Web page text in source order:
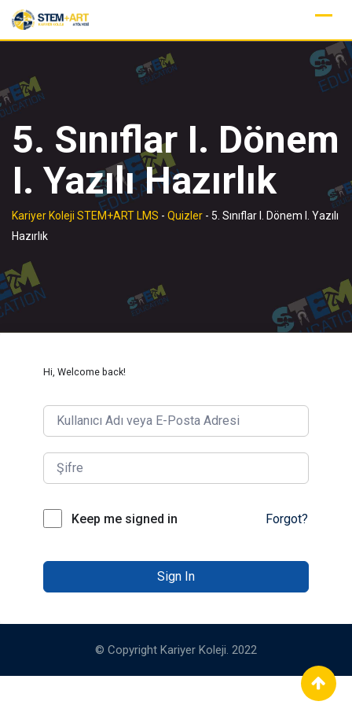
Skip
5. Sınıflar I. Dönem
I. Yazılı Hazırlık
Kariyer Koleji STEM+ART LMS - Quizler - 5. Sınıflar I. Dönem I. Yazılı
Hazırlık
Hi, Welcome back!
Keep me signed in Forgot?
Sign In
© Copyright Kariyer Koleji. 2022